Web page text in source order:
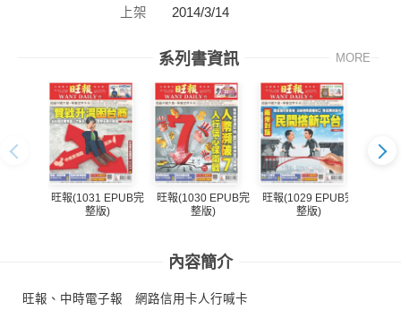
上架
2014/3/14
系列書資訊 MORE
旺報(1031 EPUB完
整版)
旺報(1030 EPUB完
整版)
旺報(1029 EPUB完
整版)
內容簡介
旺報、中時電子報 網路信用卡人行喊卡